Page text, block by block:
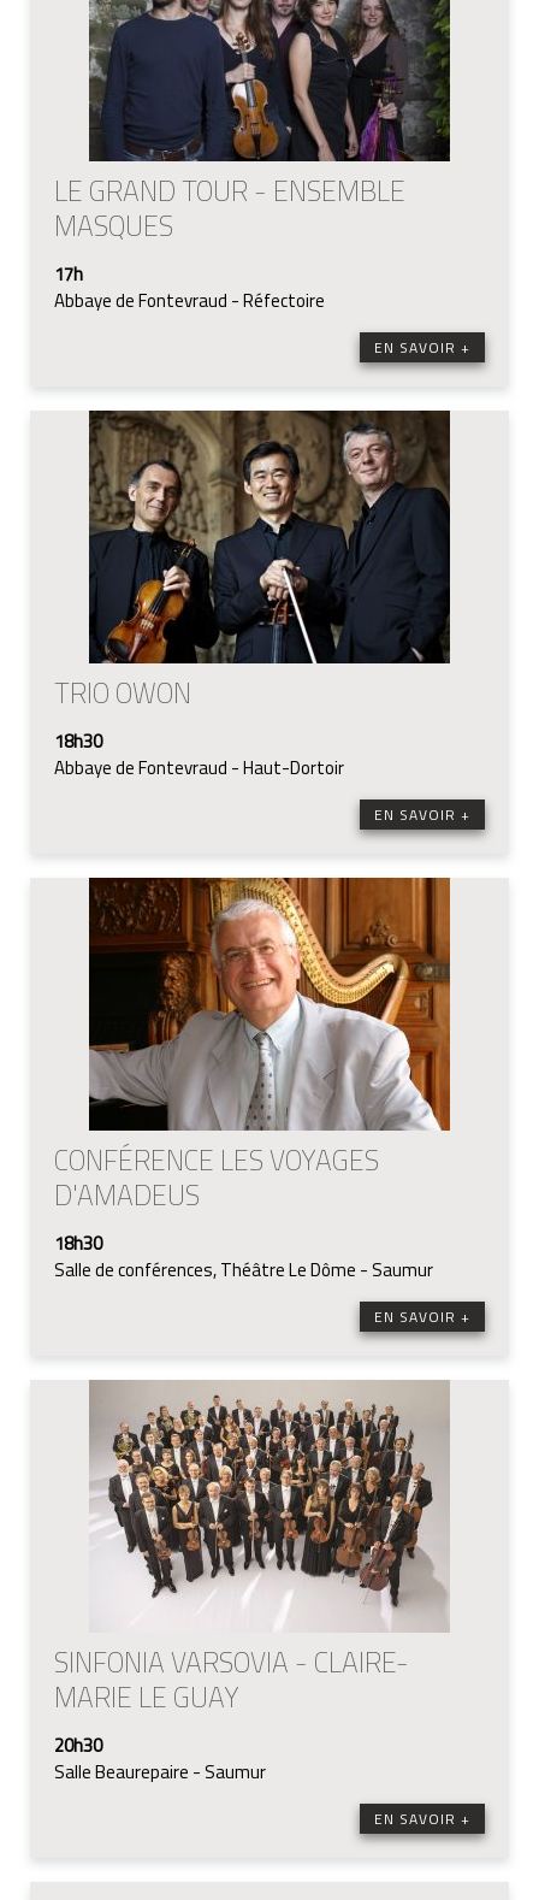
LE GRAND TOUR - ENSEMBLE
MASQUES
17h
Abbaye de Fontevraud - Réfectoire
EN SAVOIR +
TRIO OWON
18h30
Abbaye de Fontevraud - Haut-Dortoir
EN SAVOIR +
CONFÉRENCE LES VOYAGES
D'AMADEUS
18h30
Salle de conférences, Théâtre Le Dôme - Saumur
EN SAVOIR +
SINFONIA VARSOVIA - CLAIRE-
MARIE LE GUAY
20h30
Salle Beaurepaire - Saumur
EN SAVOIR +